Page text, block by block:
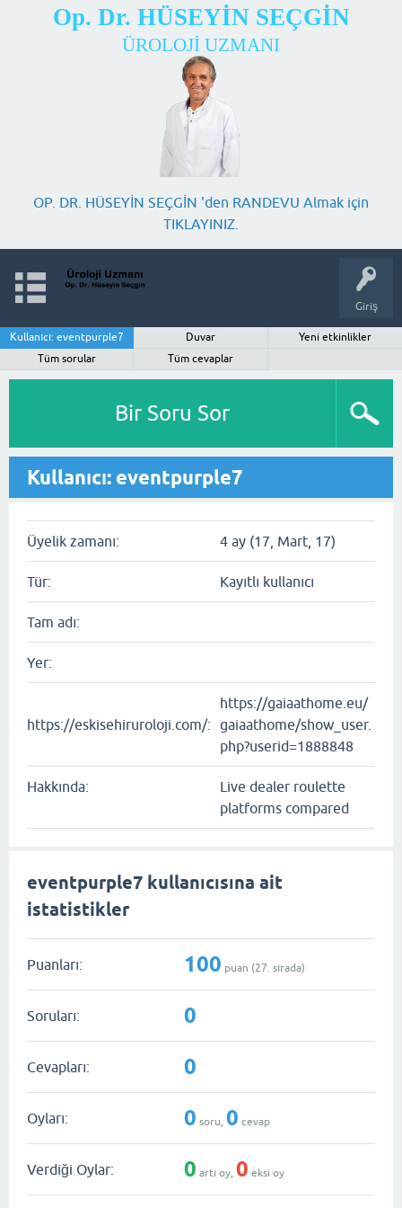
Op. Dr. HÜSEYİN SEÇGİN
ÜROLOJİ UZMANI
OP. DR. HÜSEYİN SEÇGİN 'den RANDEVU Almak için
TIKLAYINIZ.
Giriş
Kullanıcı: eventpurple7 Duvar
Yeni etkinlikler
Tüm sorular
Tüm cevaplar
Bir Soru Sor
Kullanıcı: eventpurple7
Üyelik zamanı: 4 ay (17, Mart, 17)
Tür: Kayıtlı kullanıcı
Tam adı:
Yer:
https://eskisehiruroloji.com/:
https://gaiaathome.eu/
gaiaathome/show_user.
php?userid=1888848
Hakkında:
Live dealer roulette
platforms compared
eventpurple7 kullanıcısına ait
istatistikler
Puanları: 100 puan (27 . sırada)
Soruları: 0
Cevapları: 0
Oyları: 0 soru, 0 cevap
Verdiği Oylar: 0 artı oy, 0 eksi oy